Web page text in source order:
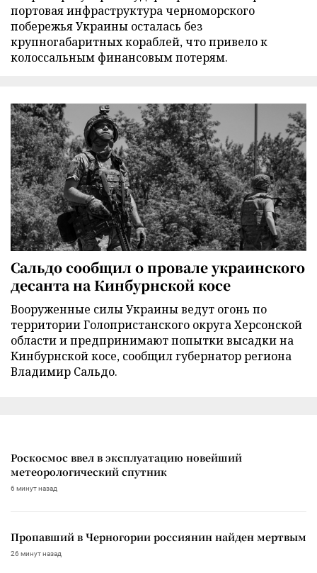
портовая инфраструктура черноморского
побережья Украины осталась без
крупногабаритных кораблей, что привело к
колоссальным финансовым потерям.
Сальдо сообщил о провале украинского
десанта на Кинбурнской косе
Вооруженные силы Украины ведут огонь по
территории Голопристанского округа Херсонской
области и предпринимают попытки высадки на
Кинбурнской косе, сообщил губернатор региона
Владимир Сальдо.
Роскосмос ввел в эксплуатацию новейший
метеорологический спутник
6 минут назад
Пропавший в Черногории россиянин найден мертвым
26 минут назад